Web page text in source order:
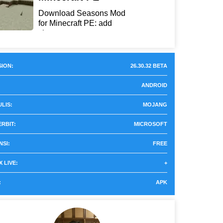
Download Seasons Mod
for Minecraft PE: add
chan...
26.30.32 BETA
ANDROID
MOJANG
MICROSOFT
FREE
LIVE: +
APK